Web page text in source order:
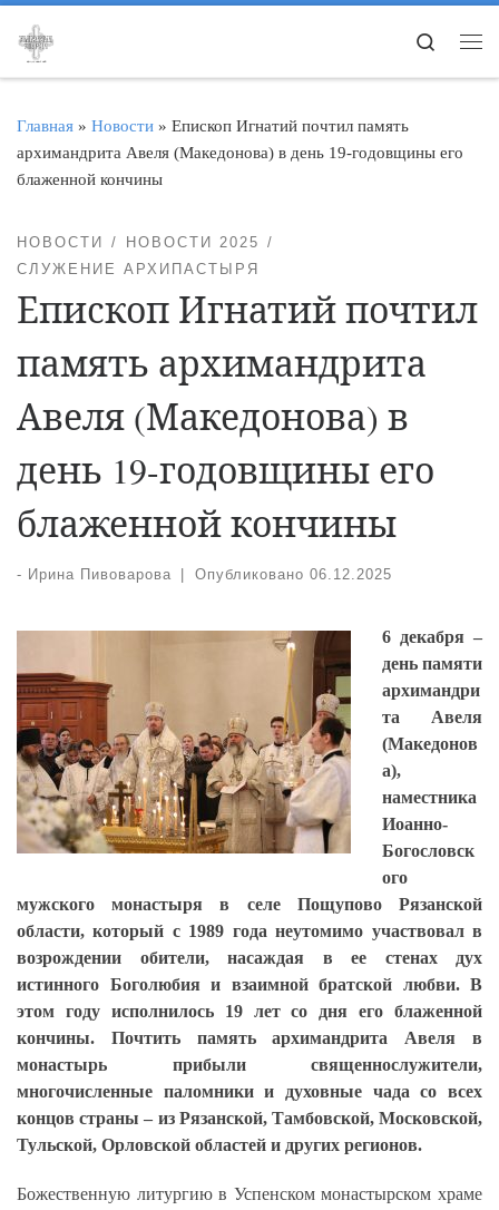
Перейти к содержимому
Search
Главная » Новости » Епископ Игнатий почтил память
архимандрита Авеля (Македонова) в день 19-годовщины его
блаженной кончины
НОВОСТИ
НОВОСТИ 2025
СЛУЖЕНИЕ АРХИПАСТЫРЯ
Епископ Игнатий почтил
память архимандрита
Авеля (Македонова) в
день 19-годовщины его
блаженной кончины
- Ирина Пивоварова Опубликовано 06.12.2025
6 декабря –
день памяти
архимандри
та Авеля
(Македонов
а),
наместника
Иоанно-
Богословск
ого
мужского монастыря в селе Пощупово Рязанской
области, который с 1989 года неутомимо участвовал в
возрождении обители, насаждая в ее стенах дух
истинного Боголюбия и взаимной братской любви. В
этом году исполнилось 19 лет со дня его блаженной
кончины. Почтить память архимандрита Авеля в
монастырь прибыли священнослужители,
многочисленные паломники и духовные чада со всех
концов страны – из Рязанской, Тамбовской, Московской,
Тульской, Орловской областей и других регионов.
Божественную литургию в Успенском монастырском храме